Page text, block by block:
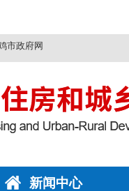
市政府网
新闻中心